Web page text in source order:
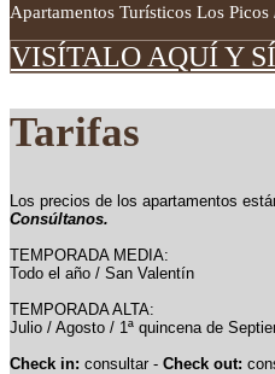
Apartamentos Turísticos Los
VISÍTALO AQUÍ Y
Tarifas
Los precios de los apartamentos
Consúltanos.
TEMPORADA MEDIA:
Todo el año / San Valentín
TEMPORADA ALTA:
Julio / Agosto / 1ª quincena de
Check in: consultar - Check out: